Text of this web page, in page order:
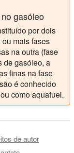
de
NASA
gasóleo
por dois
mais fases
na outra (fase
de gasóleo, a
finas na fase
é conhecido
como aquafuel.
de autor